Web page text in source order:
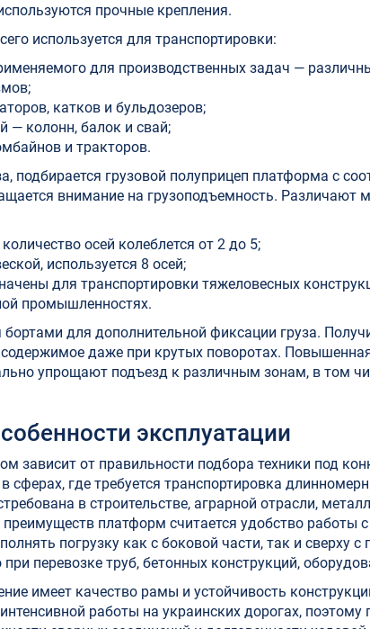
прочные крепления.
используется для транспортировки:
для производственных задач —
катков и бульдозеров;
— колонн, балок и свай;
и тракторов.
подбирается грузовой полуприцеп платформа с
внимание на грузоподъемность. Различают
осей колеблется от 2 до 5;
используется 8 осей;
для транспортировки тяжеловесных
промышленностях.
для дополнительной фиксации груза.
даже при крутых поворотах.
упрощают подъезд к различным зонам, в том
эксплуатации
зависит от правильности подбора техники под
где требуется транспортировка
в строительстве, аграрной отрасли,
платформ считается удобство работы
погрузку как с боковой части, так и сверху
перевозке труб, бетонных конструкций,
имеет качество рамы и устойчивость
работы на украинских дорогах, поэтому